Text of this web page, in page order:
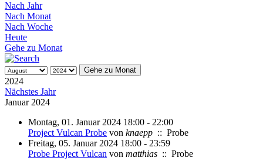
Nach Jahr
Nach Monat
Nach Woche
Heute
Gehe zu Monat
Gehe zu Monat
2024
Nächstes Jahr
Januar 2024
Montag, 01. Januar 2024 18:00 - 22:00
Project Vulcan Probe von knaepp :: Probe
Freitag, 05. Januar 2024 18:00 - 23:59
Probe Project Vulcan von matthias :: Probe